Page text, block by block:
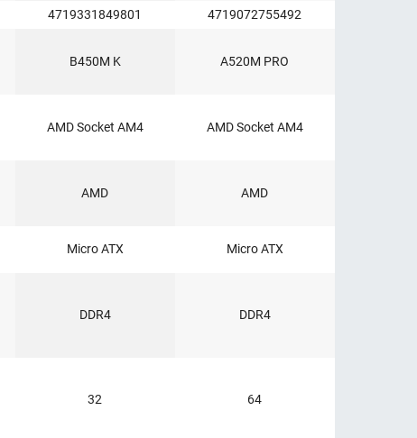
4719331849801
4719072755492
B450M K A520M PRO
AMD Socket AM4 AMD Socket AM4
AMD AMD
Micro ATX Micro ATX
DDR4 DDR4
32 64